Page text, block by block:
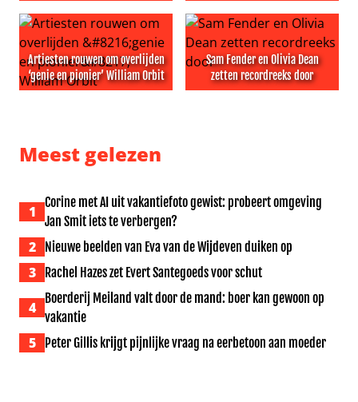
Morgan Freeman doet ook slechte films ‘als ze maar
Hans Klok droomt weer van
Artiesten rouwen om overlijden
‘genie en pionier’ William Orbit
Sam Fender en Olivia Dean
zetten recordreeks door
Meest gelezen
1
Corine met AI uit vakantiefoto gewist: probeert omgeving
Jan Smit iets te verbergen?
2 Nieuwe beelden van Eva van de Wijdeven duiken op
3 Rachel Hazes zet Evert Santegoeds voor schut
4
Boerderij Meiland valt door de mand: boer kan gewoon op
vakantie
5 Peter Gillis krijgt pijnlijke vraag na eerbetoon aan moeder